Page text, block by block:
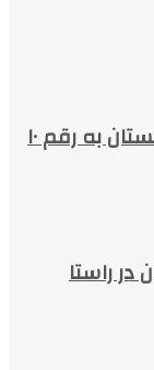
افزایش حجم تجارت بین ایران و پاکستان به رقم ۱۰
در راستا